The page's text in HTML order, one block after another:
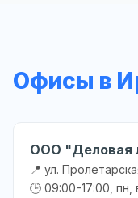
Офисы в
ООО "Деловая
📍 ул.
🕒 09:00-17:00, пн,